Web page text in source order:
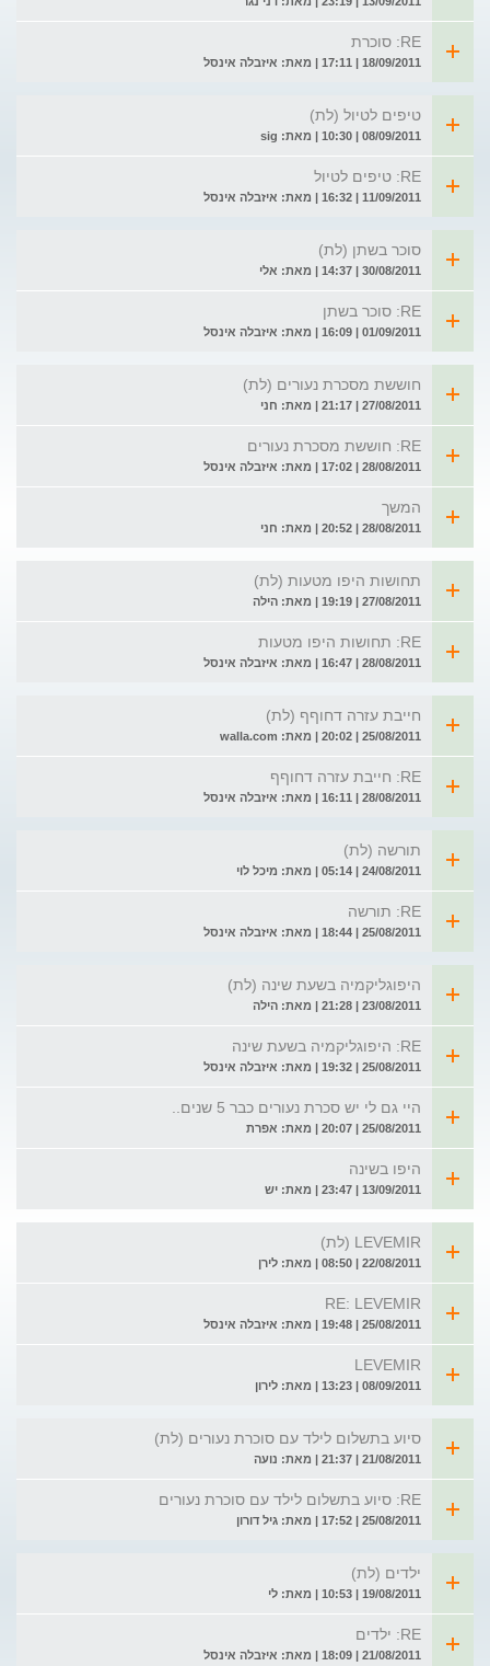
RE: סוכרת
18/09/2011 | 17:11 | מאת: איזבלה אינסל
טיפים לטיול (לת)
08/09/2011 | 10:30 | מאת: sig
RE: טיפים לטיול
11/09/2011 | 16:32 | מאת: איזבלה אינסל
סוכר בשתן (לת)
30/08/2011 | 14:37 | מאת: אלי
RE: סוכר בשתן
01/09/2011 | 16:09 | מאת: איזבלה אינסל
חוששת מסכרת נעורים (לת)
27/08/2011 | 21:17 | מאת: חני
RE: חוששת מסכרת נעורים
28/08/2011 | 17:02 | מאת: איזבלה אינסל
המשך
28/08/2011 | 20:52 | מאת: חני
תחושות היפו מטעות (לת)
27/08/2011 | 19:19 | מאת: הילה
RE: תחושות היפו מטעות
28/08/2011 | 16:47 | מאת: איזבלה אינסל
חייבת עזרה דחוףף (לת)
25/08/2011 | 20:02 | מאת: walla.com
RE: חייבת עזרה דחוףף
28/08/2011 | 16:11 | מאת: איזבלה אינסל
תורשה (לת)
24/08/2011 | 05:14 | מאת: מיכל לוי
RE: תורשה
25/08/2011 | 18:44 | מאת: איזבלה אינסל
היפוגליקמיה בשעת שינה (לת)
23/08/2011 | 21:28 | מאת: הילה
RE: היפוגליקמיה בשעת שינה
25/08/2011 | 19:32 | מאת: איזבלה אינסל
היי גם לי יש סכרת נעורים כבר 5 שנים..
25/08/2011 | 20:07 | מאת: אפרת
היפו בשינה
13/09/2011 | 23:47 | מאת: יש
LEVEMIR (לת)
22/08/2011 | 08:50 | מאת: לירן
RE: LEVEMIR
25/08/2011 | 19:48 | מאת: איזבלה אינסל
LEVEMIR
08/09/2011 | 13:23 | מאת: לירון
סיוע בתשלום לילד עם סוכרת נעורים (לת)
21/08/2011 | 21:37 | מאת: נועה
RE: סיוע בתשלום לילד עם סוכרת נעורים
25/08/2011 | 17:52 | מאת: גיל דורון
ילדים (לת)
19/08/2011 | 10:53 | מאת: לי
RE: ילדים
21/08/2011 | 18:09 | מאת: איזבלה אינסל